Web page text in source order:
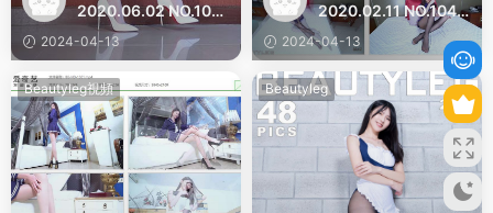
2020.06.02 NO.1081
Yvonne
2024-04-13
2020.02.11 NO.1044
Yvonne
2024-04-13
Beautyleg視頻 Beautyleg